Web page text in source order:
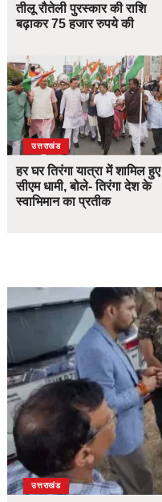
तीलू रौतेली पुरस्कार की राशि
बढ़ाकर 75 हजार रुपये की
उत्तराखंड
हर घर तिरंगा यात्रा में शामिल हुए
सीएम धामी, बोले- तिरंगा देश के
स्वाभिमान का प्रतीक
उत्तराखंड